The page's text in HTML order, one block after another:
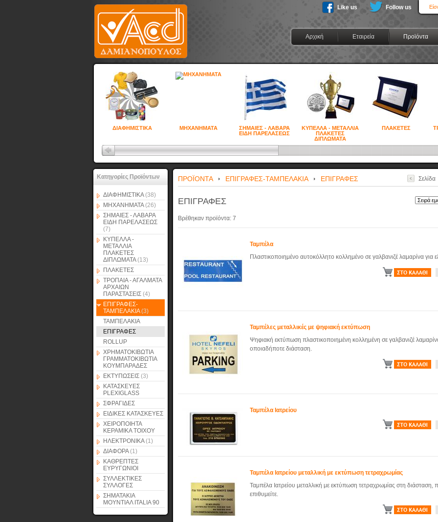
Αρχική Εταιρεία Προϊόντα
Like us Follow us
ΔΙΑΦΗΜΙΣΤΙΚΑ ΜΗΧΑΝΗΜΑΤΑ
ΣΗΜΑΙΕΣ - ΛΑΒΑΡΑ
ΕΙΔΗ ΠΑΡΕΛΑΣΕΩΣ
ΚΥΠΕΛΛΑ - ΜΕΤΑΛΛΙΑ
ΠΛΑΚΕΤΕΣ
ΔΙΠΛΩΜΑΤΑ
ΠΛΑΚΕΤΕΣ
Κατηγορίες Προϊόντων
ΔΙΑΦΗΜΙΣΤΙΚΑ(38)
ΜΗΧΑΝΗΜΑΤΑ(26)
ΣΗΜΑΙΕΣ - ΛΑΒΑΡΑ
ΕΙΔΗ ΠΑΡΕΛΑΣΕΩΣ
(7)
ΚΥΠΕΛΛΑ -
ΜΕΤΑΛΛΙΑ
ΠΛΑΚΕΤΕΣ
ΔΙΠΛΩΜΑΤΑ(13)
ΠΛΑΚΕΤΕΣ
ΤΡΟΠΑΙΑ - ΑΓΑΛΜΑΤΑ
ΑΡΧΑΙΩΝ
ΠΑΡΑΣΤΑΣΕΙΣ (4)
ΕΠΙΓΡΑΦΕΣ-
ΤΑΜΠΕΛΑΚΙΑ(3)
ΤΑΜΠΕΛΑΚΙΑ
ΕΠΙΓΡΑΦΕΣ
ROLLUP
ΧΡΗΜΑΤΟΚΙΒΩΤΙΑ
ΓΡΑΜΜΑΤΟΚΙΒΩΤΙΑ
ΚΟΥΜΠΑΡΑΔΕΣ
ΕΚΤΥΠΩΣΕΙΣ (3)
ΚΑΤΑΣΚΕΥΕΣ
PLEXIGLASS
ΣΦΡΑΓΙΔΕΣ
ΕΙΔΙΚΕΣ ΚΑΤΑΣΚΕΥΕΣ
ΧΕΙΡΟΠΟΙΗΤΑ
ΚΕΡΑΜΙΚΑ ΤΟΙΧΟΥ
ΗΛΕΚΤΡΟΝΙΚΑ(1)
ΔΙΑΦΟΡΑ(1)
ΚΑΘΡΕΠΤΕΣ
ΕΥΡΥΓΩΝΙΟΙ
ΣΥΛΛΕΚΤΙΚΕΣ
ΣΥΛΛΟΓΕΣ
ΣΗΜΑΤΑΚΙΑ
ΜΟΥΝΤΙΑΛ ITALIA 90
Σελίδα
ΠΡΟΪΟΝΤΑ ΕΠΙΓΡΑΦΕΣ-ΤΑΜΠΕΛΑΚΙΑ ΕΠΙΓΡΑΦΕΣ
ΕΠΙΓΡΑΦΕΣ
Βρέθηκαν προϊόντα: 7
Ταμπέλα
Πλαστικοποιημένο αυτοκόλλητο κολλημένο σε γαλβανιζέ λαμαρίνα για
Ταμπέλες μεταλλικές με ψηφιακή εκτύπωση
Ψηφιακή εκτύπωση πλαστικοποιημένη κολλημένη σε γαλβανιζέ
οποιαδήποτε διάσταση.
Ταμπέλα Ιατρείου
Ταμπέλα Ιατρείου μεταλλική με εκτύπωση τετραχρωμίας
Ταμπέλα Ιατρείου μεταλλική με εκτύπωση τετραχρωμίας στη διάσταση,
επιθυμείτε.